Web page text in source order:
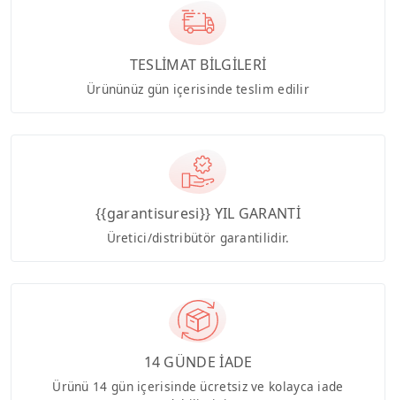
TESLİMAT BİLGİLERİ
Ürününüz gün içerisinde teslim edilir
{{garantisuresi}} YIL GARANTİ
Üretici/distribütör garantilidir.
14 GÜNDE İADE
Ürünü 14 gün içerisinde ücretsiz ve kolayca iade